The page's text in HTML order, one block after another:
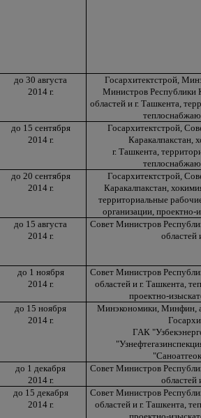
до 30 августа
2014 г.
Госархитектстрой,
Министров Республики
областей и г. Ташкента,
до 15 сентября
2014 г.
Госархитектстрой,
Каракалпакстан,
г. Ташкента,
до 20 сентября
2014 г.
Госархитектстрой,
Каракалпакстан,
территориальные
организации, проектно-
до 15 августа
2014 г.
Совет Министров
областей
до 1 ноября
2014 г.
Совет Министров
областей и г. Ташкента,
проектно-
до 15 ноября
2014 г.
Минэкономики, Минфин,
ГАК
до 1 декабря
2014 г.
Совет Министров
областей
до 15 декабря
2014 г.
Совет Министров
областей и г. Ташкента,